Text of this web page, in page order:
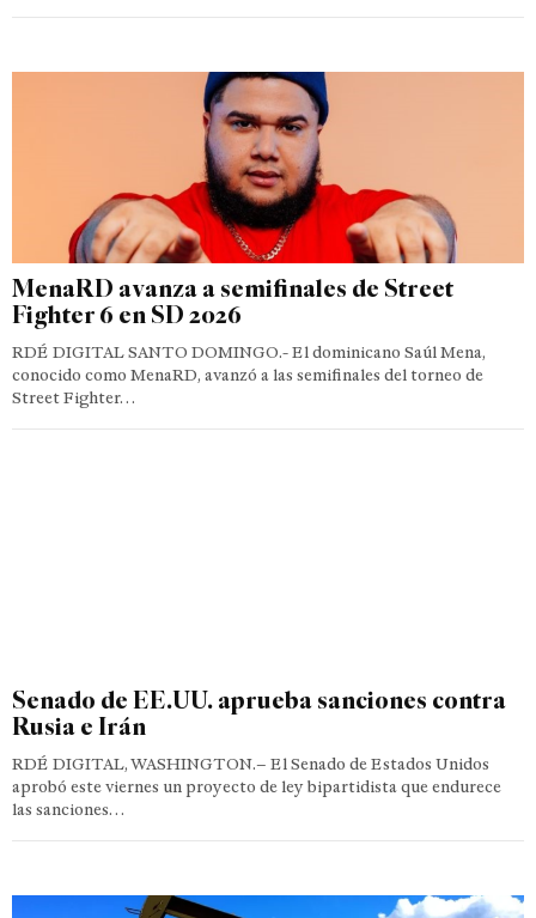
MenaRD avanza a semifinales de Street
Fighter 6 en SD 2026
RDÉ DIGITAL SANTO DOMINGO.- El dominicano Saúl Mena,
conocido como MenaRD, avanzó a las semifinales del torneo de
Street Fighter…
Senado de EE.UU. aprueba sanciones contra
Rusia e Irán
RDÉ DIGITAL, WASHINGTON.– El Senado de Estados Unidos
aprobó este viernes un proyecto de ley bipartidista que endurece
las sanciones…